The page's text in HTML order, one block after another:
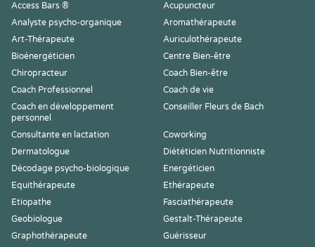
Access Bars ®
Acupuncteur
Analyste psycho-organique
Aromathérapeute
Art-Thérapeute
Auriculothérapeute
Bioénergéticien
Centre Bien-être
Chiropracteur
Coach Bien-être
Coach Professionnel
Coach de vie
Coach en développement
personnel
Conseiller Fleurs de Bach
Consultante en lactation
Coworking
Dermatologue
Diététicien Nutritionniste
Décodage psycho-biologique
Energéticien
Equithérapeute
Ethérapeute
Etiopathe
Fasciathérapeute
Geobiologue
Gestalt-Thérapeute
Graphothérapeute
Guérisseur